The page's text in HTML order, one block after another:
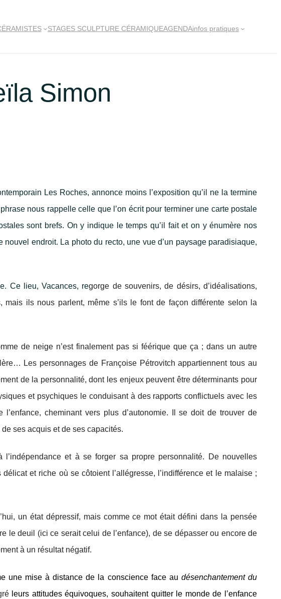
STAGES SCULPTURE CÉRAMIQUEAGENDAinfos pratiques
Simon
Les Roches, annonce moins l’exposition qu’il ne la termine
nous rappelle celle que l’on écrit pour terminer une carte postale
sont brefs. On y indique le temps qu’il fait et on y énumère nos
endroit. La photo du recto, une vue d’un paysage paradisiaque,
Ce lieu, Vacances, regorge de souvenirs, de désirs, d’idéalisations,
ils nous parlent, même s’ils le font de façon différente selon la
de neige n’est finalement pas si féérique que ça ; dans un autre
Les personnages de Françoise Pétrovitch appartiennent tous au
de la personnalité, dont les enjeux peuvent être déterminants pour
et psychiques le conduisant à des rapports conflictuels avec les
cheminant vers plus d’autonomie. Il se doit de trouver de
ses acquis et de ses capacités.
et à se forger sa propre personnalité. De nouvelles
et riche où se côtoient l’allégresse, l’indifférence et le malaise ;
un état dépressif, mais comme ce mot était défini dans la pensée
le deuil (ici ce serait celui de l’enfance), de se dépasser ou encore de
à un résultat négatif.
une mise à distance de la conscience face au désenchantement du
leurs attitudes équivoques, souhaitent quitter le monde de l’enfance